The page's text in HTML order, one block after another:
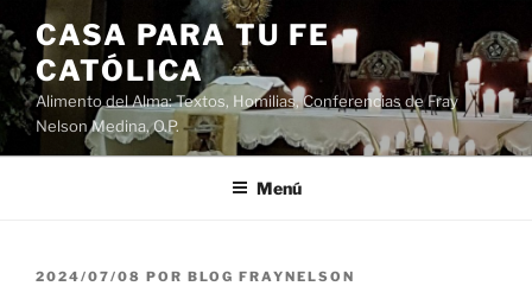
Saltar
al
contenido
CASA PARA TU FE
CATÓLICA
Alimento del Alma: Textos, Homilias, Conferencias de Fray
Nelson Medina, O.P.
Menú
PUBLICADO
2024/07/08 POR BLOG FRAYNELSON